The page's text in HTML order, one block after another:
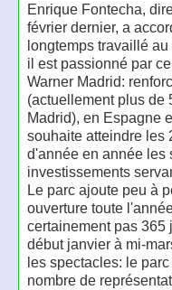
Enrique Fontecha,
février dernier, a
longtemps travaillé
il est passionné par
Warner Madrid:
(actuellement plus de
Madrid), en Espagne
souhaite atteindre les
d'année en année les
investissements
Le parc ajoute peu à
ouverture toute
certainement pas 365
début janvier à mi-
les spectacles: le
nombre de